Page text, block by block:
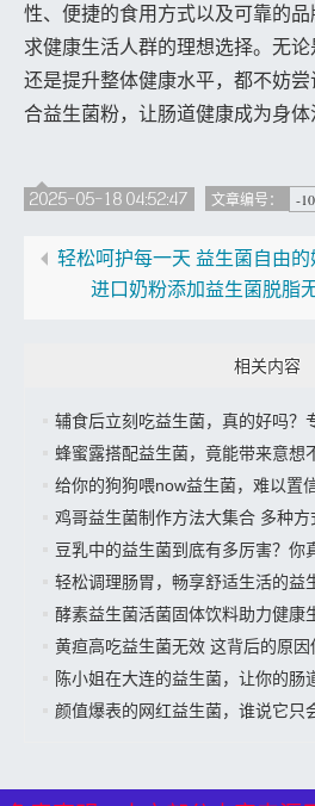
性、便捷的食用方式以及可靠的
求健康生活人群的理想选择。无论
还是提升整体健康水平，都不妨
合益生菌粉，让肠道健康成为身体
2025-05-18 04:52:47 文章编号： -
进口奶粉添加益生菌脱脂
相关内容
辅食后立刻吃益生菌，真的好吗？
蜂蜜露搭配益生菌，竟能带来意想不
给你的狗狗喂now益生菌，难以置
鸡哥益生菌制作方法大集合 多种方
豆乳中的益生菌到底有多厉害？你
轻松调理肠胃，畅享舒适生活的益
酵素益生菌活菌固体饮料助力健康
黄疸高吃益生菌无效 这背后的原因
陈小姐在大连的益生菌，让你的肠道重
颜值爆表的网红益生菌，谁说它只